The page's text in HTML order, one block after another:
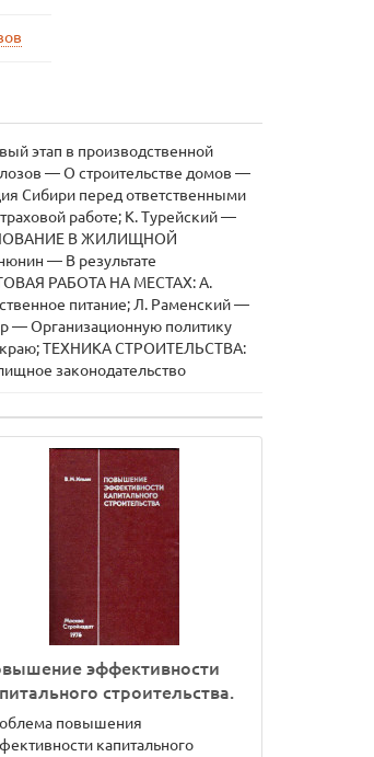
этап в производственной
— О строительстве домов —
перед ответственными
работе; К. Турейский —
В ЖИЛИЩНОЙ
— В результате
РАБОТА НА МЕСТАХ: А.
питание; Л. Раменский —
— Организационную политику
краю; ТЕХНИКА СТРОИТЕЛЬСТВА:
законодательство
эффективности
строительства.
повышения
капитального